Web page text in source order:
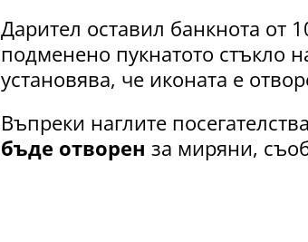
Дарител оставил банкнота от
подменено пукнатото стъкло
установява, че иконата е
Въпреки наглите
бъде отворен за миряни,